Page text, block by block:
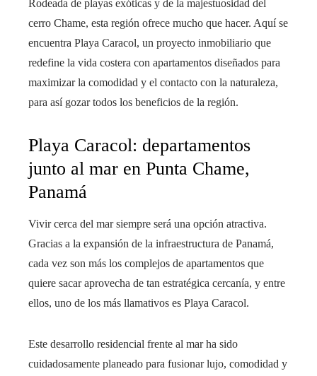
Rodeada de playas exóticas y de la majestuosidad del
cerro Chame, esta región ofrece mucho que hacer. Aquí se
encuentra Playa Caracol, un proyecto inmobiliario que
redefine la vida costera con apartamentos diseñados para
maximizar la comodidad y el contacto con la naturaleza,
para así gozar todos los beneficios de la región.
Playa Caracol: departamentos
junto al mar en Punta Chame,
Panamá
Vivir cerca del mar siempre será una opción atractiva.
Gracias a la expansión de la infraestructura de Panamá,
cada vez son más los complejos de apartamentos que
quiere sacar aprovecha de tan estratégica cercanía, y entre
ellos, uno de los más llamativos es Playa Caracol.
Este desarrollo residencial frente al mar ha sido
cuidadosamente planeado para fusionar lujo, comodidad y